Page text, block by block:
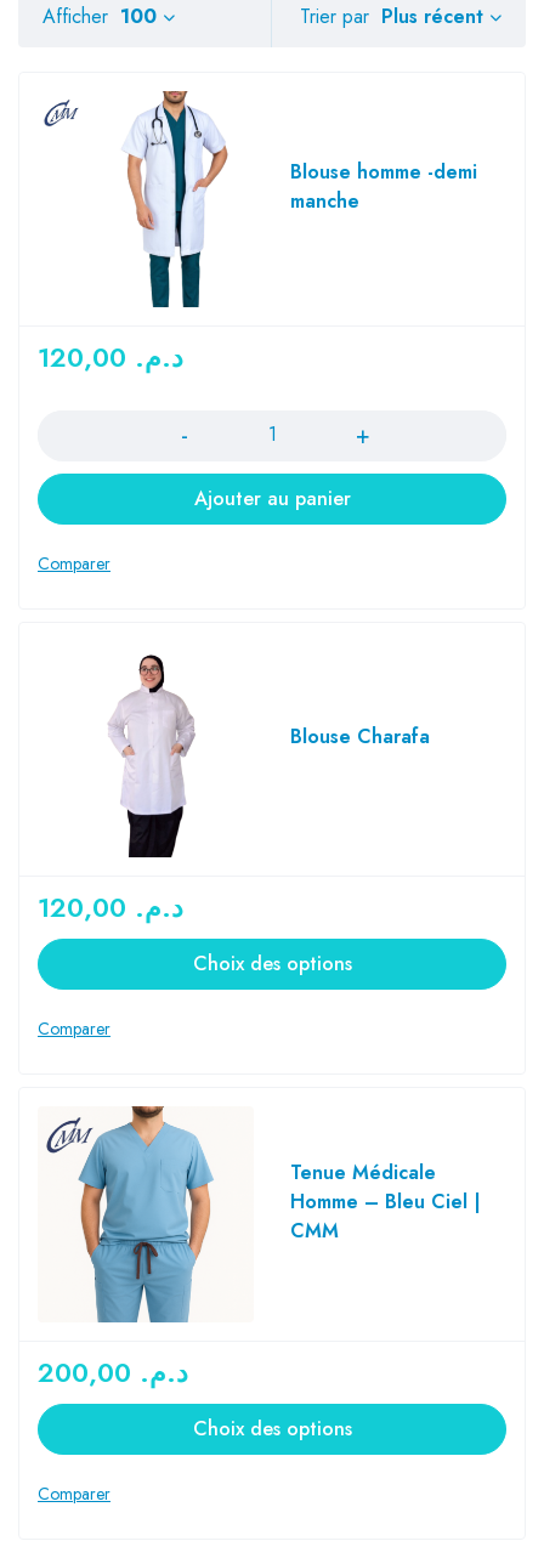
Trier par Plus récent
Afficher 100
Blouse homme -demi
manche
د.م.
Ajouter au panier
Blouse Charafa
د.م.
Choix des options
Tenue Médicale
Homme – Bleu Ciel |
CMM
د.م.
Choix des options